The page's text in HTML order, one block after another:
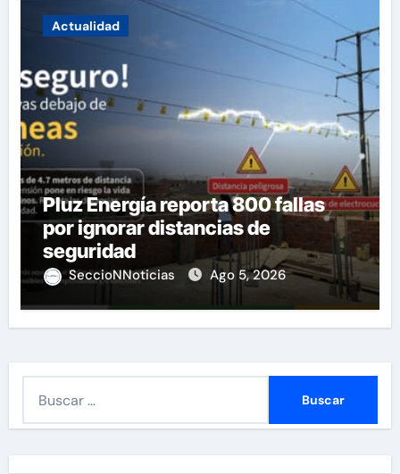
Actualidad
Pluz Energía reporta 800 fallas
por ignorar distancias de
seguridad
SeccioNNoticias Ago 5, 2026